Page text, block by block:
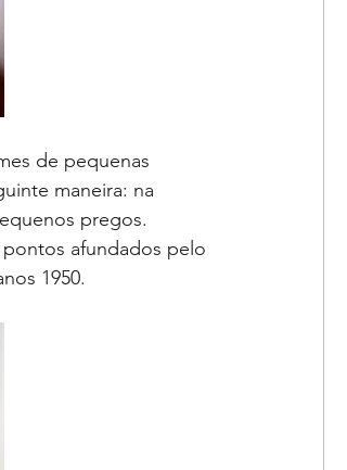
de pequenas
maneira: na
pregos.
afundados pelo
1950.